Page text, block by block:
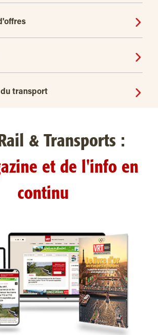
transport
& Transports :
et de l'info en
continu